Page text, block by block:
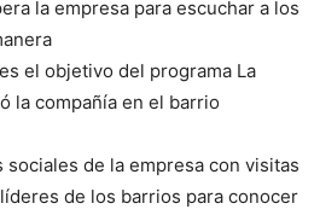
la empresa para escuchar a los
el objetivo del programa La
la compañía en el barrio
de la empresa con visitas
de los barrios para conocer